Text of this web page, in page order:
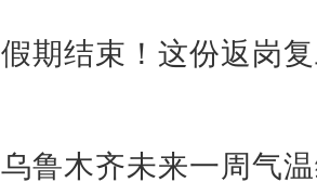
假期结束！这份返岗
乌鲁木齐未来一周气